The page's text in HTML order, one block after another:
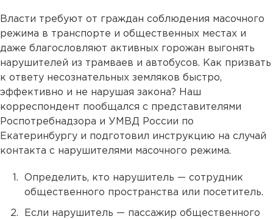
Власти требуют от граждан соблюдения масочного
режима в транспорте и общественных местах и
даже благословляют активных горожан выгонять
нарушителей из трамваев и автобусов. Как призвать
к ответу несознательных земляков быстро,
эффективно и не нарушая закона? Наш
корреспондент пообщался с представителями
Роспотребнадзора и УМВД России по
Екатеринбургу и подготовил инструкцию на случай
контакта с нарушителями масочного режима.
Определить, кто нарушитель — сотрудник
общественного пространства или посетитель.
Если нарушитель — пассажир общественного